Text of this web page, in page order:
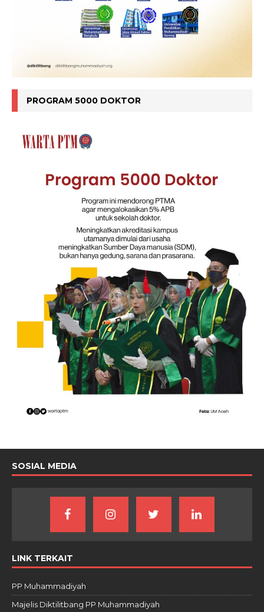
PROGRAM 5000 DOKTOR
SOSIAL MEDIA
LINK TERKAIT
PP Muhammadiyah
Majelis Diktilitbang PP Muhammadiyah